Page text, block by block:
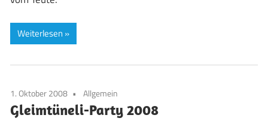
Weiterlesen
1. Oktober 2008 Allgemein
Gleimtüneli-Party 2008